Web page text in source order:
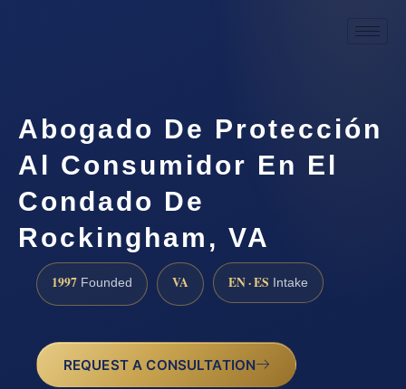
Abogado De Protección
Al Consumidor En El
Condado De
Rockingham, VA
1997 Founded VA EN · ES Intake
REQUEST A CONSULTATION